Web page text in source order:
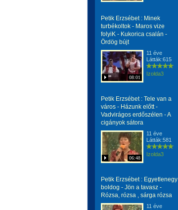
Petik Erzsébet : Minek
turbékoltok - Maros vize
folyiK - Kukorica csalán -
Ördög bújt
08:01
11 éve
Látták:615
Izolda3
Petik Erzsébet : Tele van a
város - Házunk előtt -
Vadvirágos erdőszélen - A
cigányok sátora
06:48
11 éve
Látták:581
Izolda3
Petik Erzsébet : Egyetlenegy
boldog - Jön a tavasz -
Rózsa, rózsa , sárga rózsa
11 éve